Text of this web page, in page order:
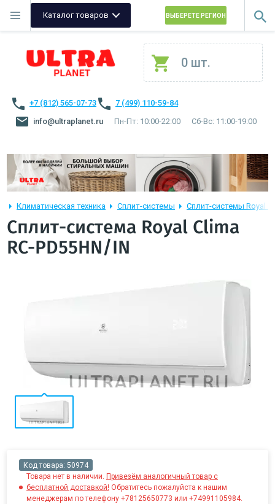
Каталог товаров ВЫБЕРЕТЕ РЕГИОН
0 шт.
+7 (812) 565-07-73
7 (499) 110-59-84
info@ultraplanet.ru
Пн-Пт: 10:00-22:00 Сб-Вс: 11:00-19:00
Климатическая техника Сплит-системы Сплит-системы Royal
Сплит-система Royal Clima
RC-PD55HN/IN
Код товара: 50974
Товара нет в наличии. Привезём аналогичный товар с
бесплатной доставкой! Обратитесь пожалуйста к нашим
менеджерам по телефону +78125650773 или +74991105984.